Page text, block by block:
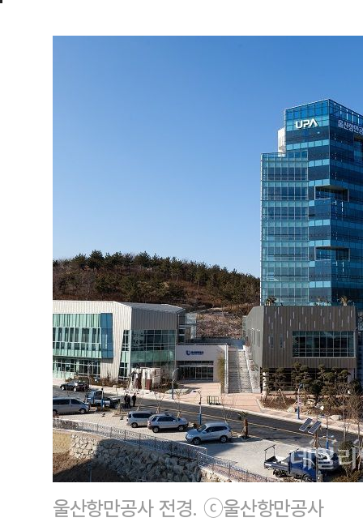
울산항만공사 전경. ⓒ울산항만공사